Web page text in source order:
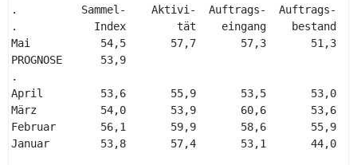
.          Sammel-    Aktivi-  Auftrags-  Auftrags-
.            Index        tät    eingang    bestand
Mai           54,5       57,7       57,3       51,3
PROGNOSE      53,9
.
April         53,6       55,9       53,5       53,0
März          54,0       53,9       60,6       53,6
Februar       56,1       59,9       58,6       55,9
Januar        53,8       57,4       53,1       44,0